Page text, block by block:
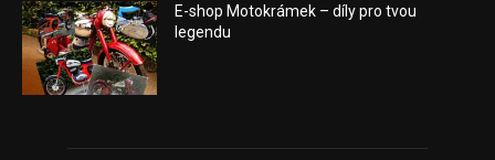
E-shop Motokrámek – díly pro tvou
legendu